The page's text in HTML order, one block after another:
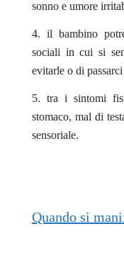
sonno e umore
il bambino
sociali in cui si
evitarle o di
tra i sintomi
stomaco, mal di
sensoriale.
Quando si